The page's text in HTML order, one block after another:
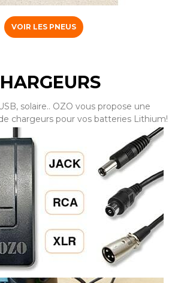
VOIR LES PNEUS
solaire.. OZO vous propose une
chargeurs pour vos batteries Lithium!